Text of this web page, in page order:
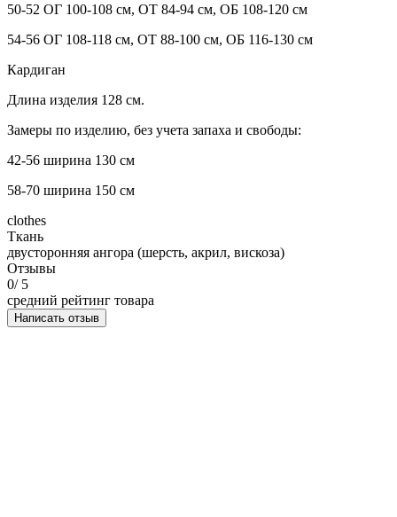
50-52 ОГ 100-108 см, ОТ 84-94 см, ОБ 108-120 см
54-56 ОГ 108-118 см, ОТ 88-100 см, ОБ 116-130 см
Кардиган
Длина изделия 128 см.
Замеры по изделию, без учета запаха и свободы:
42-56 ширина 130 см
58-70 ширина 150 см
clothes
Ткань
двусторонняя ангора (шерсть, акрил, вискоза)
Отзывы
0/ 5
средний рейтинг товара
Написать отзыв